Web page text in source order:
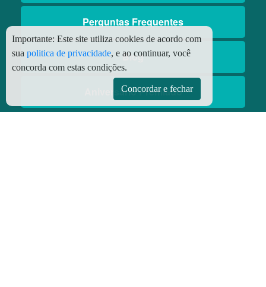
Perguntas Frequentes
Blog
Aniversário Premiado
Importante: Este site utiliza cookies de acordo com
sua politica de privacidade, e ao continuar, você
concorda com estas condições.
Concordar e fechar